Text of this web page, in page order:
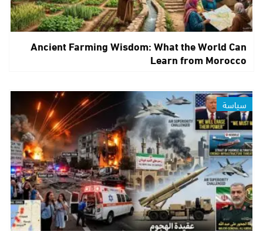
Ancient Farming Wisdom: What the World Can
Learn from Morocco
سياسة